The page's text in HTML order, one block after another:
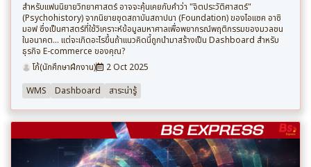
สำหรับแฟนนิยายวิทยาศาสตร์ อาจจะคุ้นเคยกับคำว่า "จิตประวัติศาสตร์"
(Psychohistory) จากนิยายชุดสถาบันสถาปนา (Foundation) ของไอแซค อาซิ
มอฟ ซึ่งเป็นศาสตร์ที่ใช้วิเคราะห์ข้อมูลมหาศาลเพื่อพยากรณ์พฤติกรรมของมวลชน
ในอนาคต... แต่จะเกิดอะไรขึ้นถ้าแนวคิดนี้ถูกนำมาสร้างเป็น Dashboard สำหรับ
ธุรกิจ E-commerce ของคุณ?
โก้(นักศึกษาฝึกงาน)
2 Oct 2025
WMS
Dashboard สาระน่ารู้